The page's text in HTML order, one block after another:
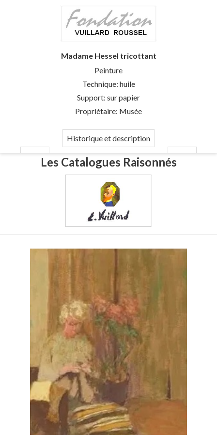
Madame Hessel tricottant
Peinture
Technique: huile
Support: sur papier
Propriétaire: Musée
Historique et description
Les Catalogues Raisonnés